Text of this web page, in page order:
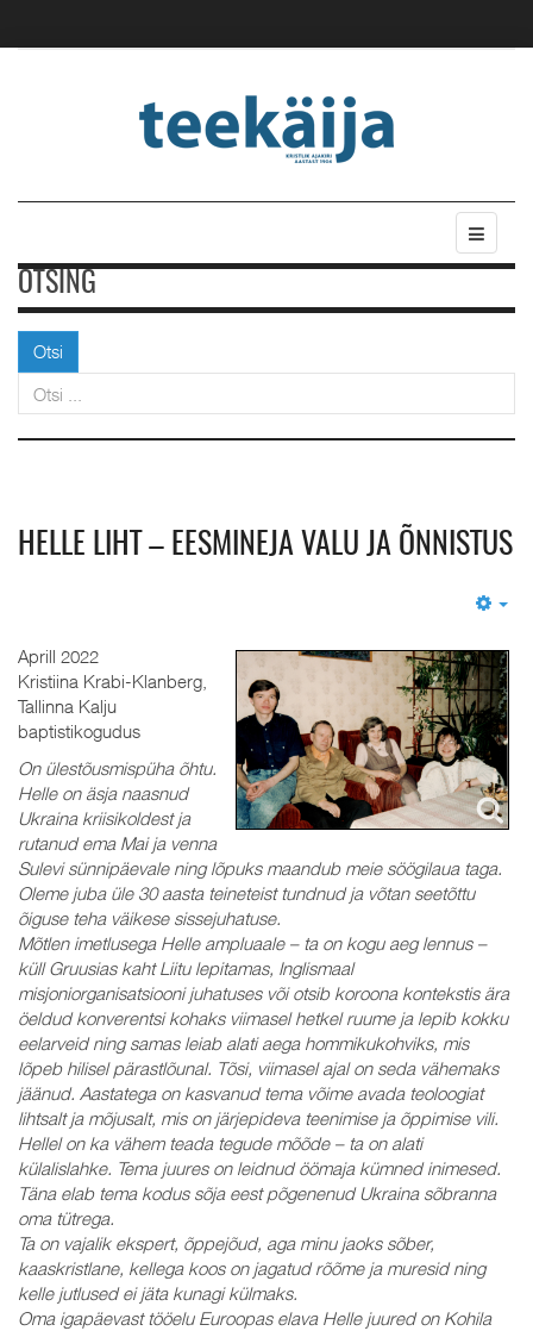
OTSING
Otsi
HELLE LIHT – EESMINEJA VALU JA ÕNNISTUS
Aprill 2022
Kristiina Krabi-Klanberg,
Tallinna Kalju
baptistikogudus
On ülestõusmispüha õhtu.
Helle on äsja naasnud
Ukraina kriisikoldest ja
rutanud ema Mai ja venna
Sulevi sünnipäevale ning lõpuks maandub meie söögilaua taga.
Oleme juba üle 30 aasta teineteist tundnud ja võtan seetõttu
õiguse teha väikese sissejuhatuse.
Mõtlen imetlusega Helle ampluaale – ta on kogu aeg lennus –
küll Gruusias kaht Liitu lepitamas, Inglismaal
misjoniorganisatsiooni juhatuses või otsib koroona kontekstis ära
öeldud konverentsi kohaks viimasel hetkel ruume ja lepib kokku
eelarveid ning samas leiab alati aega hommikukohviks, mis
lõpeb hilisel pärastlõunal. Tõsi, viimasel ajal on seda vähemaks
jäänud. Aastatega on kasvanud tema võime avada teoloogiat
lihtsalt ja mõjusalt, mis on järjepideva teenimise ja õppimise vili.
Hellel on ka vähem teada tegude mõõde – ta on alati
külalislahke. Tema juures on leidnud öömaja kümned inimesed.
Täna elab tema kodus sõja eest põgenenud Ukraina sõbranna
oma tütrega.
Ta on vajalik ekspert, õppejõud, aga minu jaoks sõber,
kaaskristlane, kellega koos on jagatud rõõme ja muresid ning
kelle jutlused ei jäta kunagi külmaks.
Oma igapäevast tööelu Euroopas elava Helle juured on Kohila